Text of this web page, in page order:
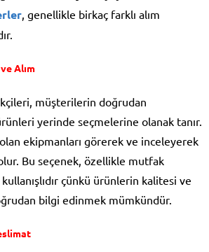
, genellikle birkaç farklı alım
Alım
müşterilerin doğrudan
yerinde seçmelerine olanak tanır.
ekipmanları görerek ve inceleyerek
olur. Bu seçenek, özellikle mutfak
çünkü ürünlerin kalitesi ve
bilgi edinmek mümkündür.